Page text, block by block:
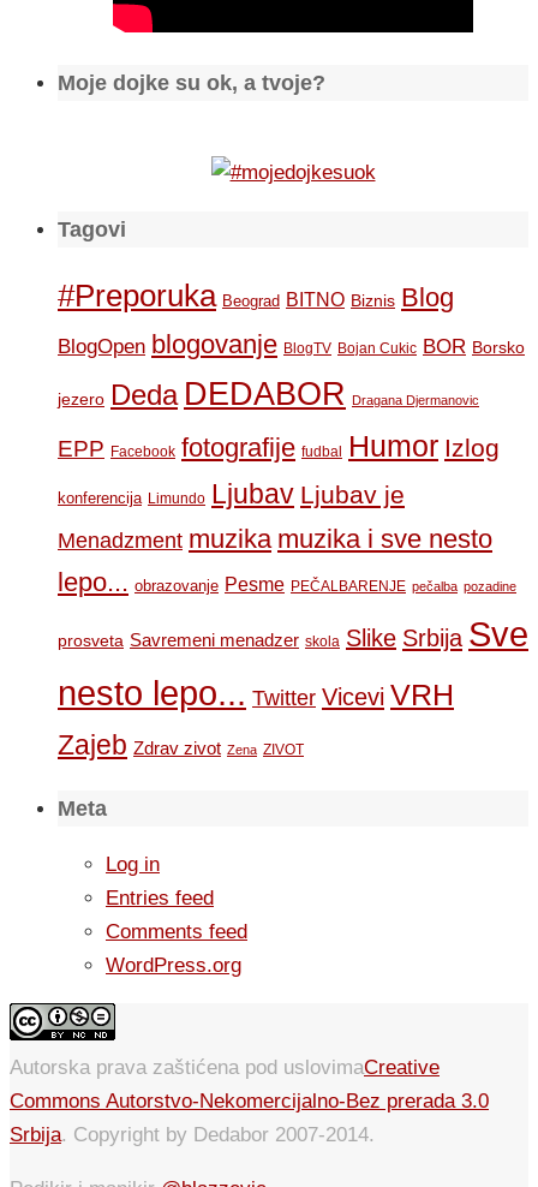
Moje dojke su ok, a tvoje?
Tagovi
#Preporuka Beograd BITNO Biznis Blog
BlogOpen blogovanje BlogTV Bojan Cukic BOR Borsko
jezero Deda DEDABOR Dragana Djermanovic
EPP Facebook fotografije fudbal Humor Izlog
konferencija Limundo Ljubav Ljubav je
Menadzment muzika muzika i sve nesto
lepo... obrazovanje Pesme PEČALBARENJE pečalba pozadine
prosveta Savremeni menadzer skola Slike Srbija Sve
nesto lepo... Twitter Vicevi VRH
Zajeb Zdrav zivot Zena ZIVOT
Meta
Log in
Entries feed
Comments feed
WordPress.org
Autorska prava zaštićena pod uslovimaCreative
Commons Autorstvo-Nekomercijalno-Bez prerada 3.0
Srbija. Copyright by Dedabor 2007-2014.